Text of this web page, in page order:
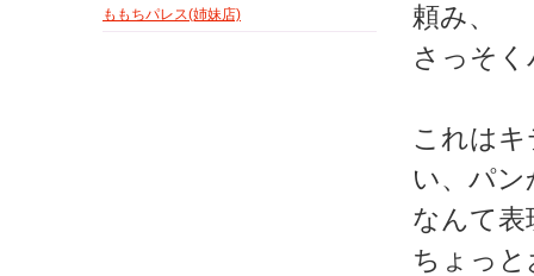
頼み、
さっそ
これは
い、パ
なんて
ちょっ
ももちパレス(姉妹店)